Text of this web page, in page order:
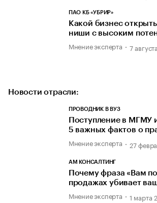
ПАО КБ «УБРИР»
Какой бизнес
ниши с высоким
Мнение эксперта 7
Новости отрасли:
ПРОВОДНИК В ВУЗ
Поступление в МГМУ
5 важных фактов о
Мнение эксперта 27
АМ КОНСАЛТИНГ
Почему фраза «Вам
продажах убивает
Мнение эксперта 1 марта